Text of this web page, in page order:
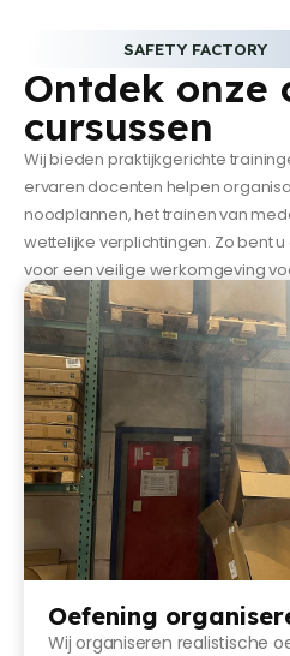
SAFETY FACTORY
Ontdek onze
cursussen
Wij bieden praktijkgerichte
ervaren docenten helpen
noodplannen, het trainen van
wettelijke verplichtingen. Zo bent
voor een veilige werkomgeving
Oefening
Wij organiseren realistische